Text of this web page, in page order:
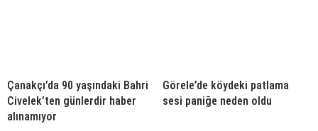
Çanakçı’da 90 yaşındaki Bahri
Civelek’ten günlerdir haber
alınamıyor
Görele’de köydeki patlama
sesi paniğe neden oldu